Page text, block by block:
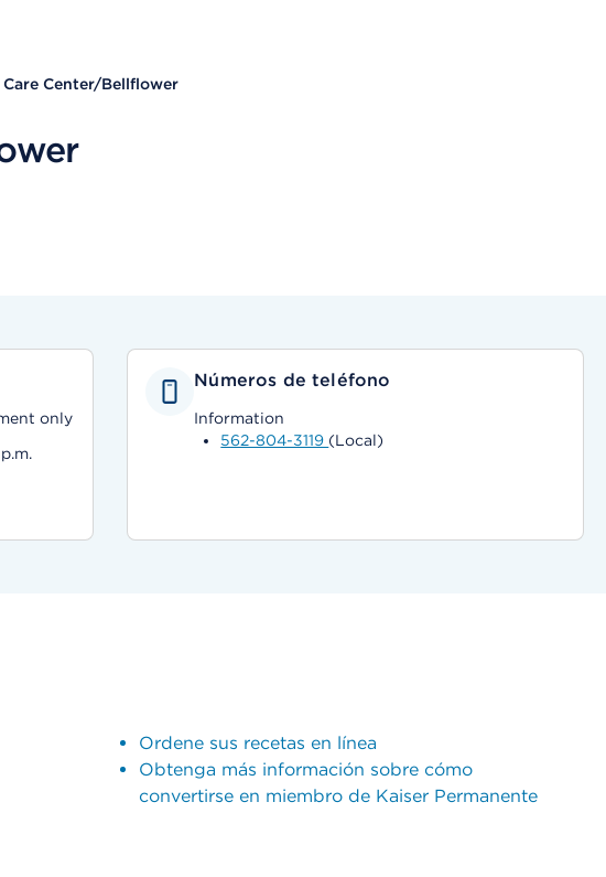
Center/Bellflower
only
Números de teléfono
Information
562-804-3119 (Local)
Ordene sus recetas en línea
Obtenga más información sobre cómo
convertirse en miembro de Kaiser Permanente